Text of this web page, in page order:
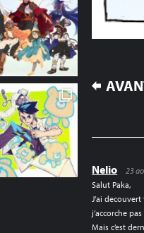
Nelio
23
Salut Paka,
J’ai
j’accorche
Mais c’est